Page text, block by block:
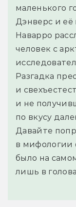
маленького
Дэнверс и
Наварро
человек с
Разгадка
и
и не
по вкусу
Давайте
в мифологии
было на
лишь в